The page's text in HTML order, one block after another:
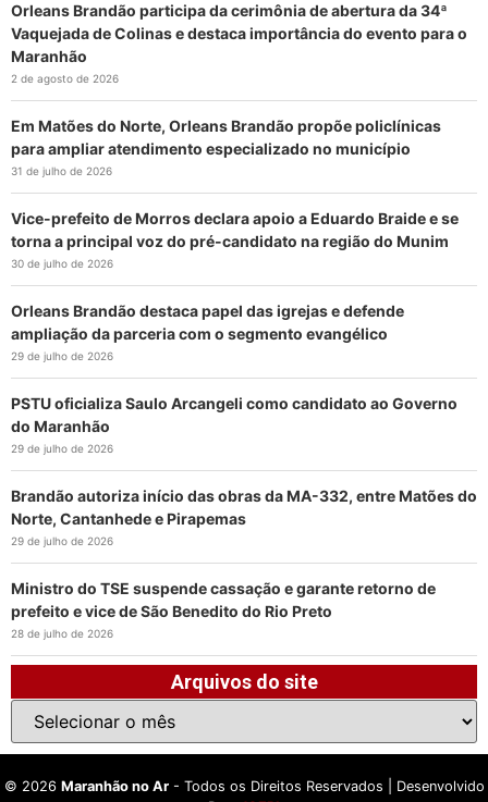
Orleans Brandão participa da cerimônia de abertura da 34ª
Vaquejada de Colinas e destaca importância do evento para o
Maranhão
2 de agosto de 2026
Em Matões do Norte, Orleans Brandão propõe policlínicas
para ampliar atendimento especializado no município
31 de julho de 2026
Vice-prefeito de Morros declara apoio a Eduardo Braide e se
torna a principal voz do pré-candidato na região do Munim
30 de julho de 2026
Orleans Brandão destaca papel das igrejas e defende
ampliação da parceria com o segmento evangélico
29 de julho de 2026
PSTU oficializa Saulo Arcangeli como candidato ao Governo
do Maranhão
29 de julho de 2026
Brandão autoriza início das obras da MA-332, entre Matões do
Norte, Cantanhede e Pirapemas
29 de julho de 2026
Ministro do TSE suspende cassação e garante retorno de
prefeito e vice de São Benedito do Rio Preto
28 de julho de 2026
Arquivos do site
© 2026 Maranhão no Ar- Todos os Direitos Reservados | Desenvolvido